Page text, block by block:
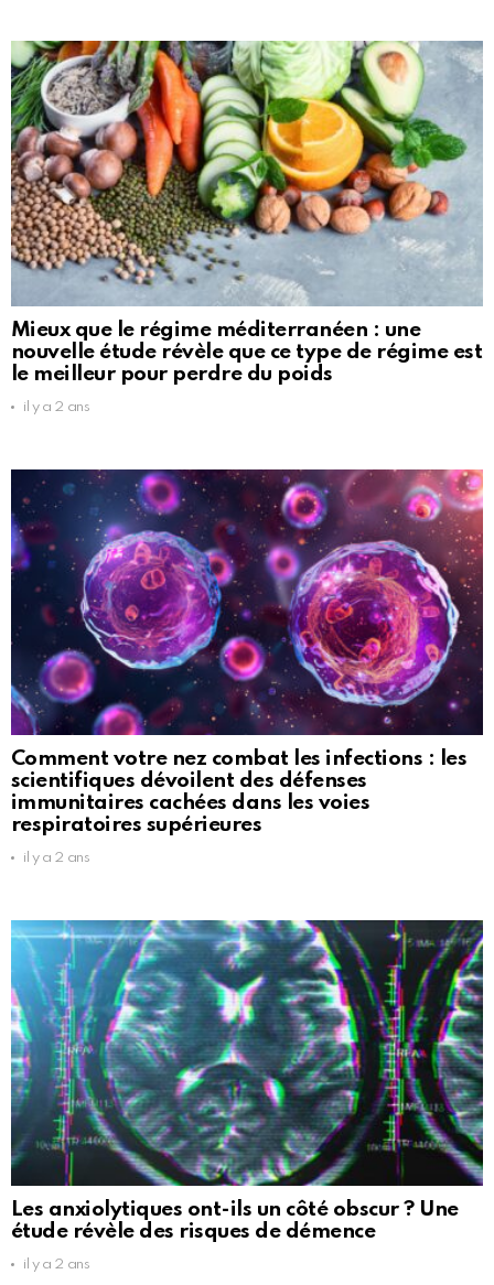
Mieux que le régime méditerranéen : une
nouvelle étude révèle que ce type de régime est
le meilleur pour perdre du poids
il y a 2 ans
Comment votre nez combat les infections : les
scientifiques dévoilent des défenses
immunitaires cachées dans les voies
respiratoires supérieures
il y a 2 ans
Les anxiolytiques ont-ils un côté obscur ? Une
étude révèle des risques de démence
il y a 2 ans